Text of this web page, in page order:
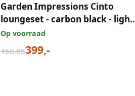
Garden Impressions Cinto
loungeset - carbon black - light
teak look
Op voorraad
458,85399,-